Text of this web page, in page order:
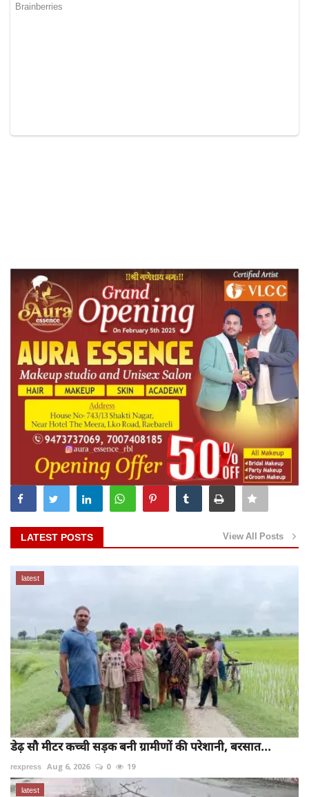
LATEST POSTS View All Posts
latest
डेढ़ सौ मीटर कच्ची सड़क बनी ग्रामीणों की परेशानी, बरसात...
rexpress Aug 6, 2026 0 19
latest